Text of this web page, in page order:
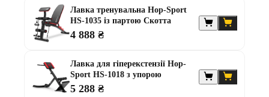
Штанги з w-подібним грифом
Жилети обтяжувачі
Штанги з гантелями
Диски та набори
Гантелі
Штанги
Штанги з гантелями та лавками
Лавка тренувальна Hop-Sport
HS-1035 із партою Скотта
4 888 ₴
Лавка для гіперекстензії Hop-
Sport HS-1018 з упорою
5 288 ₴